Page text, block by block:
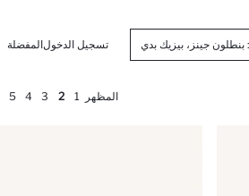
تسجيل الدخولالمفضلة
المظهر 1
2
3
4
5